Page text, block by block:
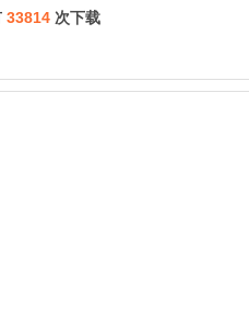
33814 次下载